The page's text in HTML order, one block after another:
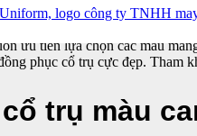
nam cực đẹp
ưu tiên lựa chọn các mẫu
phục cổ trụ cực đẹp. Tham
trụ màu